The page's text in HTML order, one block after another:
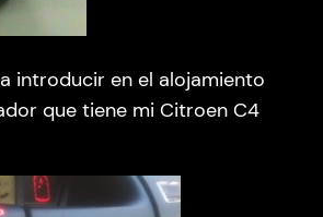
introducir en el alojamiento
que tiene mi Citroen C4